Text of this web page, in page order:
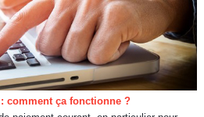
comment ça fonctionne ?